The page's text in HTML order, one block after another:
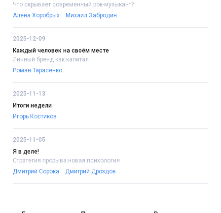
Что скрывает современный рок-музыкант?
Алена Хоробрых
Михаил Забродин
2025-12-09
Каждый человек на своём месте
Личный бренд как капитал
Роман Тарасенко
2025-11-13
Итоги недели
Игорь Костиков
2025-11-05
Я в деле!
Стратегия прорыва:новая психология
Дмитрий Сорока
Дмитрий Дроздов